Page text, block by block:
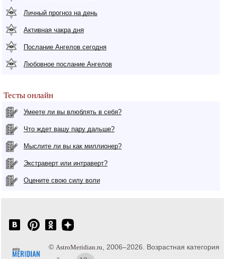
Личный прогноз на день
Активная чакра дня
Послание Ангелов сегодня
Любовное послание Ангелов
Тесты онлайн
Умеете ли вы влюблять в себя?
Что ждет вашу пару дальше?
Мыслите ли вы как миллионер?
Экстраверт или интраверт?
Оцените свою силу воли
© AstroMeridian.ru , 2006–2026. Возрастная категория